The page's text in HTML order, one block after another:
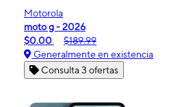
Motorola
moto g - 2026
$0.00
$189.99
Generalmente en existencia
Consulta 3 ofertas